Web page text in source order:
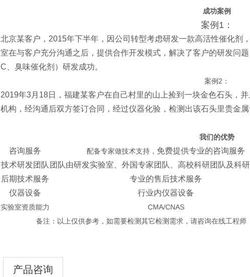
成功案例
案例1：
北京某客户，2015年下半年，因公司转型考虑研发一款高活性催化剂
室在与客户充分沟通之后，提供合作开发模式，解决了客户的研发
C、臭味催化剂）研发成功。
案例2：
2019年3月18日，福建某客户在自己村里的山上捡到一块金色石头，
机构，经沟通后双方签订合同，经过仪器化验，检测出该石头里贵金属
我们的优势
咨询服务 配备专家做技术支持， 免费提供专业的咨询服务
技术研发团队 团队由研发实验室、外国专家团队、高校科研团队及科
后期技术服务
专业的售后技术服务
仪器设备
行业内仪器设备
实验室资质能力
CMA/CNAS
备注：以上仅供参考，如需要检测其它检测需求，请咨询在线工程师
产品咨询